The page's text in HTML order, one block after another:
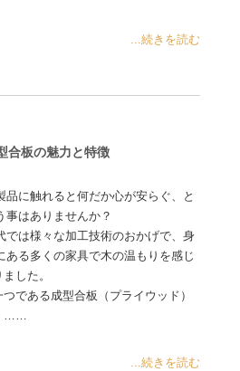
...続きを読む
合板の魅力と特徴
品に触れると何だか心が安らぐ、と
事はありませんか？
では様々な加工技術のおかげで、身
ある多くの家具で木の温もりを感じ
した。
である成型合板（プライウッド）
……
...続きを読む